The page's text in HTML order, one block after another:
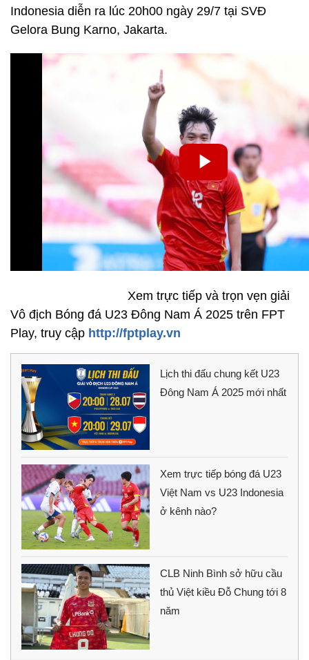
Indonesia diễn ra lúc 20h00 ngày 29/7 tại SVĐ
Gelora Bung Karno, Jakarta.
Xem trực tiếp và trọn vẹn giải
Vô địch Bóng đá U23 Đông Nam Á 2025 trên FPT
Play, truy cập http://fptplay.vn
Lịch thi đấu chung kết U23
Đông Nam Á 2025 mới nhất
Xem trực tiếp bóng đá U23
Việt Nam vs U23 Indonesia
ở kênh nào?
CLB Ninh Bình sở hữu cầu
thủ Việt kiều Đỗ Chung tới 8
năm